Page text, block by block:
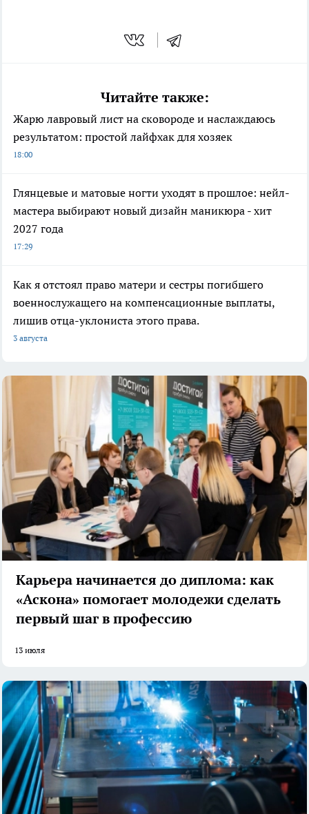
Читайте также:
Жарю лавровый лист на сковороде и наслаждаюсь
результатом: простой лайфхак для хозяек
18:00
Глянцевые и матовые ногти уходят в прошлое: нейл-
мастера выбирают новый дизайн маникюра - хит
2027 года
17:29
Как я отстоял право матери и сестры погибшего
военнослужащего на компенсационные выплаты,
лишив отца-уклониста этого права.
3 августа
Карьера начинается до диплома: как
«Аскона» помогает молодежи сделать
первый шаг в профессию
13 июля